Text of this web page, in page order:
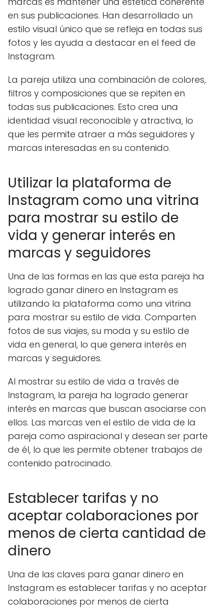
en sus publicaciones. Han desarrollado un
estilo visual único que se refleja en todas sus
fotos y les ayuda a destacar en el feed de
Instagram.
La pareja utiliza una combinación de colores,
filtros y composiciones que se repiten en
todas sus publicaciones. Esto crea una
identidad visual reconocible y atractiva, lo
que les permite atraer a más seguidores y
marcas interesadas en su contenido.
Utilizar la plataforma de
Instagram como una vitrina
para mostrar su estilo de
vida y generar interés en
marcas y seguidores
Una de las formas en las que esta pareja ha
logrado ganar dinero en Instagram es
utilizando la plataforma como una vitrina
para mostrar su estilo de vida. Comparten
fotos de sus viajes, su moda y su estilo de
vida en general, lo que genera interés en
marcas y seguidores.
Al mostrar su estilo de vida a través de
Instagram, la pareja ha logrado generar
interés en marcas que buscan asociarse con
ellos. Las marcas ven el estilo de vida de la
pareja como aspiracional y desean ser parte
de él, lo que les permite obtener trabajos de
contenido patrocinado.
Establecer tarifas y no
aceptar colaboraciones por
menos de cierta cantidad de
dinero
Una de las claves para ganar dinero en
Instagram es establecer tarifas y no aceptar
colaboraciones por menos de cierta